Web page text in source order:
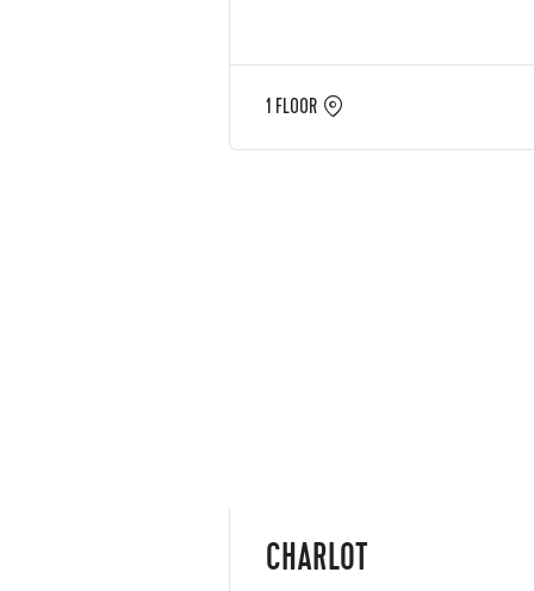
1 FLOOR
CHARLOT